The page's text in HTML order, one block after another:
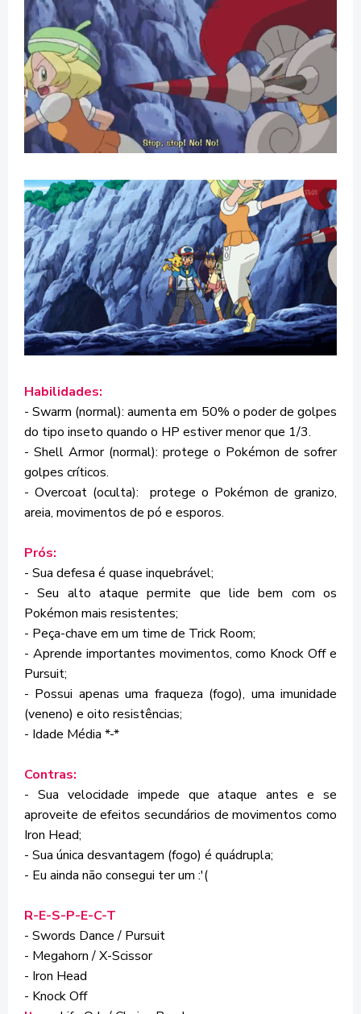
Habilidades:
- Swarm (normal): aumenta em 50% o poder de golpes
do tipo inseto quando o HP estiver menor que 1/3.
- Shell Armor (normal): protege o Pokémon de sofrer
golpes críticos.
- Overcoat (oculta): protege o Pokémon de granizo,
areia, movimentos de pó e esporos.
Prós:
- Sua defesa é quase inquebrável;
- Seu alto ataque permite que lide bem com os
Pokémon mais resistentes;
- Peça-chave em um time de Trick Room;
- Aprende importantes movimentos, como Knock Off e
Pursuit;
- Possui apenas uma fraqueza (fogo), uma imunidade
(veneno) e oito resistências;
- Idade Média *-*
Contras:
- Sua velocidade impede que ataque antes e se
aproveite de efeitos secundários de movimentos como
Iron Head;
- Sua única desvantagem (fogo) é quádrupla;
- Eu ainda não consegui ter um :'(
R-E-S-P-E-C-T
- Swords Dance / Pursuit
- Megahorn / X-Scissor
- Iron Head
- Knock Off